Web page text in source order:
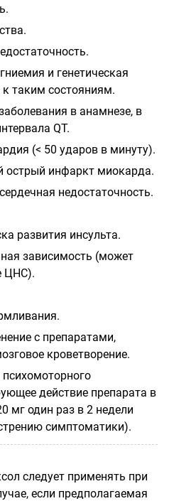
и генетическая
таким состояниям.
в анамнезе, в
QT.
(< 50 ударов в минуту).
острый инфаркт миокарда.
недостаточность.
развития инсульта.
зависимость (может
ЦНС).
с препаратами,
кроветворение.
действие препарата в
мг один раз в 2 недели
симптоматики).
следует применять при
если предполагаемая